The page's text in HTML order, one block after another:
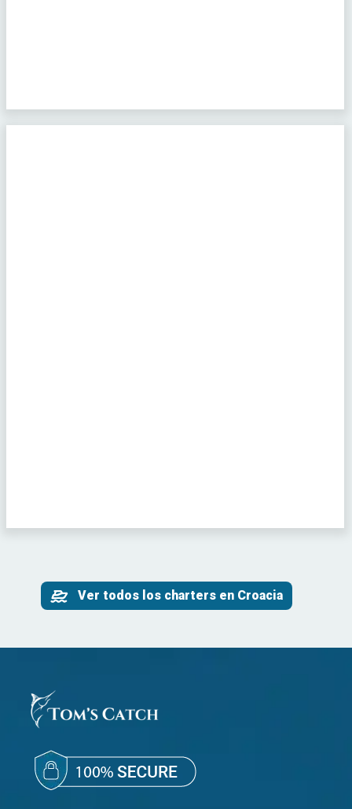
Ver todos los charters en Croacia